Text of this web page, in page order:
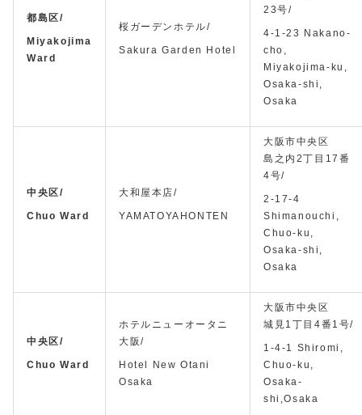
都島区/
Miyakojima
Ward
桜ガーデンホテル/
Sakura Garden Hotel
23号/
4-1-23 Nakano-
cho,
Miyakojima-ku,
Osaka-shi,
Osaka
中央区/
Chuo Ward
大和屋本店/
YAMATOYAHONTEN
大阪市中央区
島之内2丁目17番
4号/
2-17-4
Shimanouchi,
Chuo-ku,
Osaka-shi,
Osaka
中央区/
Chuo Ward
ホテルニューオータニ
大阪/
Hotel New Otani
Osaka
大阪市中央区
城見1丁目4番1号/
1-4-1 Shiromi,
Chuo-ku,
Osaka-
shi,Osaka